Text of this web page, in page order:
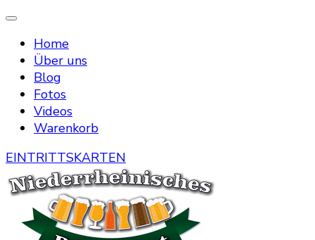
Home
Über uns
Blog
Fotos
Videos
Warenkorb
EINTRITTSKARTEN